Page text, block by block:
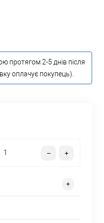
протягом 2-5 днів після
оплачує покупець).